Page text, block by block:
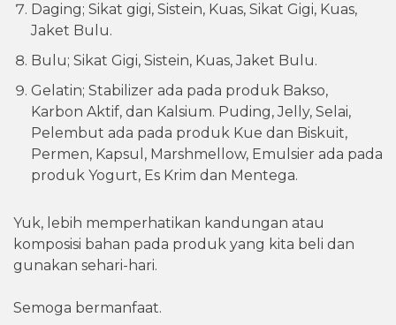
Daging; Sikat gigi, Sistein, Kuas, Sikat Gigi, Kuas,
Jaket Bulu.
Bulu; Sikat Gigi, Sistein, Kuas, Jaket Bulu.
Gelatin; Stabilizer ada pada produk Bakso,
Karbon Aktif, dan Kalsium. Puding, Jelly, Selai,
Pelembut ada pada produk Kue dan Biskuit,
Permen, Kapsul, Marshmellow, Emulsier ada pada
produk Yogurt, Es Krim dan Mentega.
Yuk, lebih memperhatikan kandungan atau
komposisi bahan pada produk yang kita beli dan
gunakan sehari-hari.
Semoga bermanfaat.